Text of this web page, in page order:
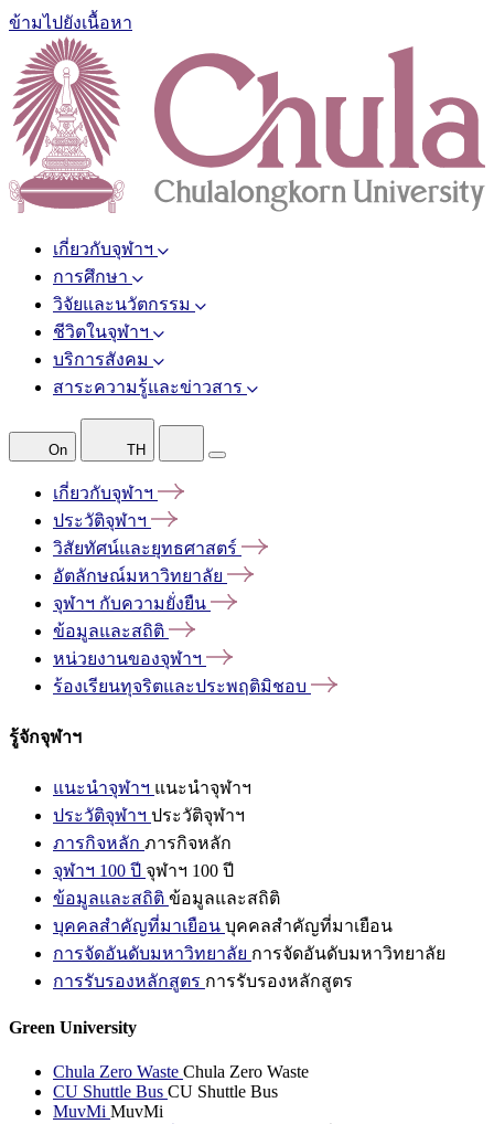
ข้ามไปยังเนื้อหา
เกี่ยวกับจุฬาฯ
การศึกษา
วิจัยและนวัตกรรม
ชีวิตในจุฬาฯ
บริการสังคม
สาระความรู้และข่าวสาร
On TH
เกี่ยวกับจุฬาฯ
ประวัติจุฬาฯ
วิสัยทัศน์และยุทธศาสตร์
อัตลักษณ์มหาวิทยาลัย
จุฬาฯ กับความยั่งยืน
ข้อมูลและสถิติ
หน่วยงานของจุฬาฯ
ร้องเรียนทุจริตและประพฤติมิชอบ
รู้จักจุฬาฯ
แนะนำจุฬาฯ แนะนำจุฬาฯ
ประวัติจุฬาฯ ประวัติจุฬาฯ
ภารกิจหลัก ภารกิจหลัก
จุฬาฯ 100 ปี จุฬาฯ 100 ปี
ข้อมูลและสถิติ ข้อมูลและสถิติ
บุคคลสำคัญที่มาเยือน บุคคลสำคัญที่มาเยือน
การจัดอันดับมหาวิทยาลัย การจัดอันดับมหาวิทยาลัย
การรับรองหลักสูตร การรับรองหลักสูตร
Green University
Chula Zero Waste Chula Zero Waste
CU Shuttle Bus CU Shuttle Bus
MuvMi MuvMi